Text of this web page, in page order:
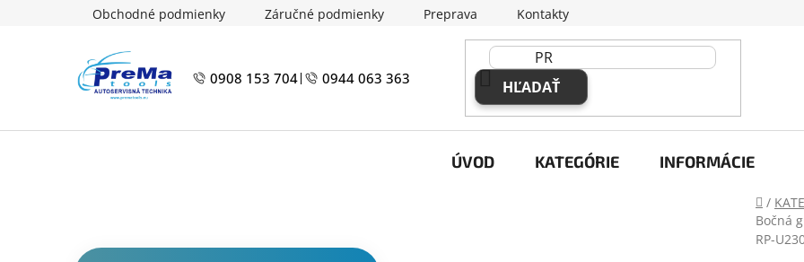
Obchodné podmienky Záručné podmienky Preprava Kontakty
0908 153 704| 0944 063 363 HĽADAŤ
ÚVOD KATEGÓRIE INFORMÁCIE
Domov
/
Bočná
RP-